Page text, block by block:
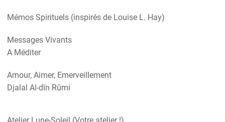
Mémos Spirituels (inspirés de Louise L. Hay)
Messages Vivants
A Méditer
Amour, Aimer, Emerveillement
Djalal Al-dîn Rûmi